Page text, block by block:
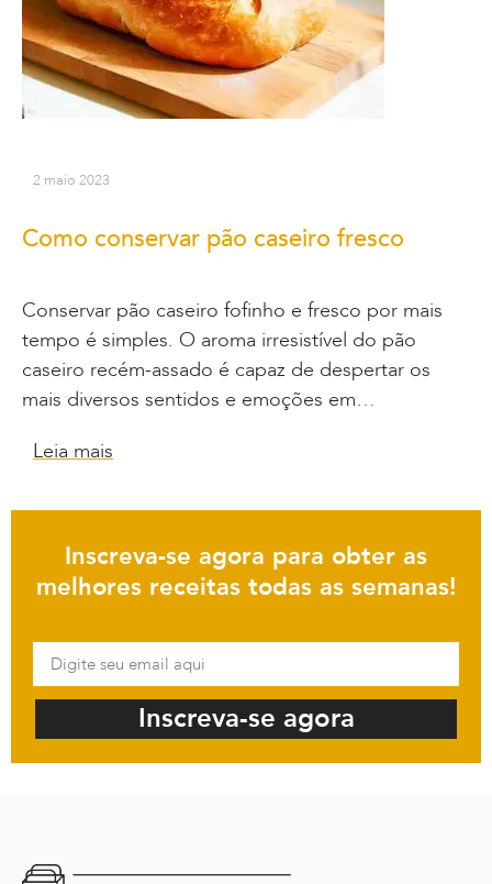
2 maio 2023
Como conservar pão caseiro fresco
Conservar pão caseiro fofinho e fresco por mais
tempo é simples. O aroma irresistível do pão
caseiro recém-assado é capaz de despertar os
mais diversos sentidos e emoções em…
Leia mais
Inscreva-se agora para obter as
melhores receitas todas as semanas!
Inscreva-se agora